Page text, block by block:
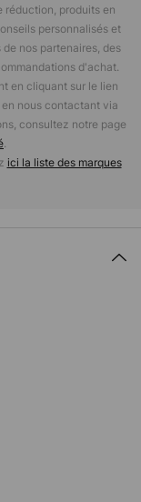
réduction, produits en
personnalisés et
nos partenaires, des
d'achat.
en cliquant sur le lien
nous contactant via
consultez notre page
.
ici la liste des marques